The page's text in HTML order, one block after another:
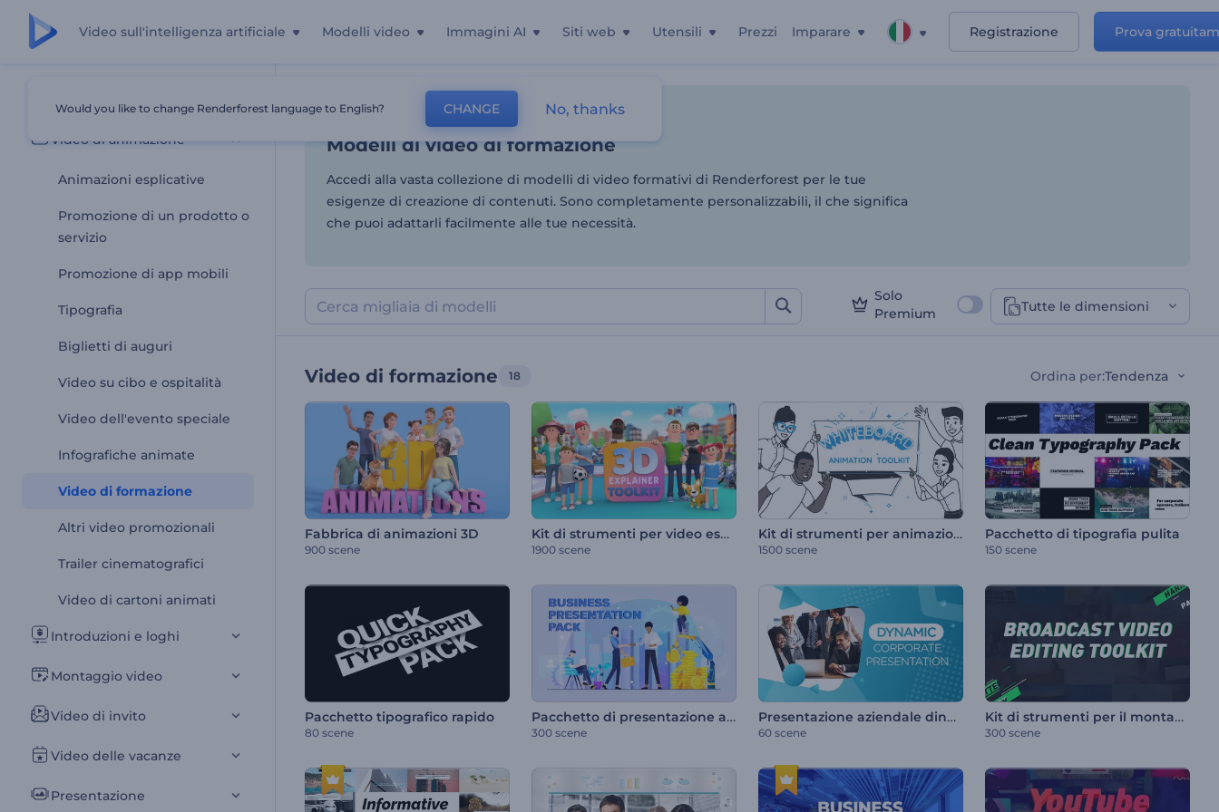
Video sull'intelligenza artificiale Modelli video Immagini AI Siti web Utensili Prezzi Imparare Registrazione Prova
Tutti i modelli
Video di animazione
Animazioni esplicative
Promozione di un prodotto o
servizio
Promozione di app mobili
Tipografia
Biglietti di auguri
Video su cibo e ospitalità
Video dell'evento speciale
Infografiche animate
Video di formazione
Altri video promozionali
Trailer cinematografici
Video di cartoni animati
Introduzioni e loghi
Montaggio video
Video di invito
Video delle vacanze
Presentazione
Modelli di video di formazione
Casa Modelli Video Di Animazione Video Di Formazione
Modelli di video di formazione
Accedi alla vasta collezione di modelli di video formativi di Renderforest per le tue
esigenze di creazione di contenuti. Sono completamente personalizzabili, il che significa
che puoi adattarli facilmente alle tue necessità.
Solo
Premium
Tutte le dimensioni
Video di formazione 18 Ordina per:Tendenza
Fabbrica di animazioni 3D
900 scene
Kit di strumenti per video esplicativi in 3D
1900 scene
Kit di strumenti per animazioni su lavagna bianca
1500 scene
Pacchetto di tipografia pulita
150 scene
Pacchetto tipografico rapido
80 scene
Pacchetto di presentazione aziendale
300 scene
Presentazione aziendale dinamica
60 scene
Kit di strumenti per il montaggio video in ambito broadcast
300 scene
Would you like to change Renderforest language to English? CHANGE No, thanks